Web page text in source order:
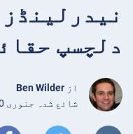
دلچسپ
از Ben Wilder
شائع شدہ جنوری 10, 2024 • 4 منٹ پڑھنے کے لیے